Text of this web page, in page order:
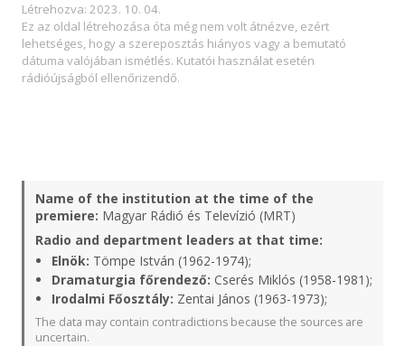
Létrehozva: 2023. 10. 04.
Ez az oldal létrehozása óta még nem volt átnézve, ezért
lehetséges, hogy a szereposztás hiányos vagy a bemutató
dátuma valójában ismétlés. Kutatói használat esetén
rádióújságból ellenőrizendő.
Name of the institution at the time of the
premiere: Magyar Rádió és Televízió (MRT)
Radio and department leaders at that time:
Elnök: Tömpe István (1962-1974);
Dramaturgia főrendező: Cserés Miklós (1958-1981);
Irodalmi Főosztály: Zentai János (1963-1973);
The data may contain contradictions because the sources are
uncertain.